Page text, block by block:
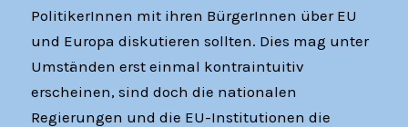
PolitikerInnen mit ihren BürgerInnen über EU
und Europa diskutieren sollten. Dies mag unter
Umständen erst einmal kontraintuitiv
erscheinen, sind doch die nationalen
Regierungen und die EU-Institutionen die